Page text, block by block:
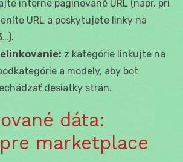
interne paginované URL (napr. pri
URL a poskytujete linky na
z kategórie linkujte na
a modely, aby bot
desiatky strán.
dáta:
marketplace